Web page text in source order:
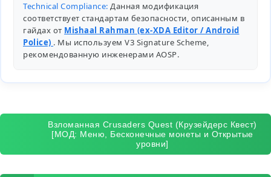
Technical Compliance: Данная модификация
соответствует стандартам безопасности, описанным в
гайдах от Mishaal Rahman (ex-XDA Editor / Android
Police) . Мы используем V3 Signature Scheme,
рекомендованную инженерами AOSP.
Взломанная Crusaders Quest (Крузейдерс Квест)
[МОД: Меню, Бесконечные монеты и Открытые
уровни]